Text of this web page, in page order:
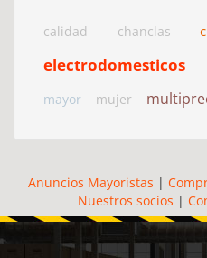
calidad chanclas
electrodomesticos
mayor
mujer
Anuncios Mayoristas |
Nuestros socios |